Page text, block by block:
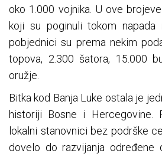
oko 1.000 vojnika. U ove
koji su poginuli tokom napada
pobjednici su prema nekim
topova, 2.300 šatora, 15.000
oružje.
Bitka kod Banja Luke ostala je
historiji Bosne i Hercegovine.
lokalni stanovnici bez podrške
dovelo do razvijanja određene